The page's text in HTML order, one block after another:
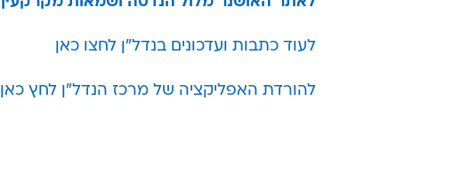
לעוד כתבות ועדכונים בנדל"ן לחצו כאן
להורדת האפליקציה של מרכז הנדל"ן לחץ כאן